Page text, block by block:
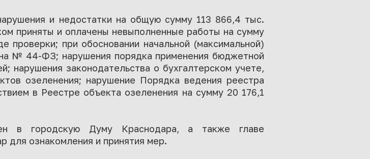
и недостатки на общую сумму 113 866,4 тыс.
приняты и оплачены невыполненные работы на сумму
при обосновании начальной (максимальной)
№ 44-ФЗ; нарушения порядка применения бюджетной
нарушения законодательства о бухгалтерском учете,
озеленения; нарушение Порядка ведения реестра
в Реестре объекта озеленения на сумму 20 176,1
в городскую Думу Краснодара, а также главе
для ознакомления и принятия мер.